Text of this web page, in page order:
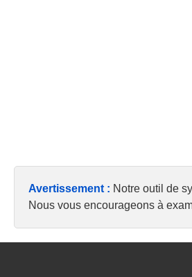
Avertissement : Notre outil de
Nous vous encourageons à